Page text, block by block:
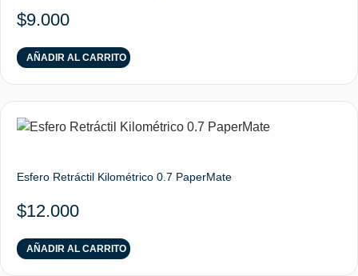
$9.000
AÑADIR AL CARRITO
Esfero Retráctil Kilométrico 0.7 PaperMate
$12.000
AÑADIR AL CARRITO